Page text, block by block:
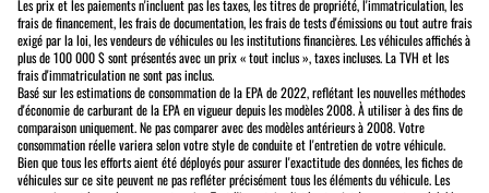
Les prix et les paiements n'incluent pas les taxes, les titres de propriété, l'immatriculation, les
frais de financement, les frais de documentation, les frais de tests d'émissions ou tout autre frais
exigé par la loi, les vendeurs de véhicules ou les institutions financières. Les véhicules affichés à
plus de 100 000 $ sont présentés avec un prix « tout inclus », taxes incluses. La TVH et les
frais d'immatriculation ne sont pas inclus.
Basé sur les estimations de consommation de la EPA de 2022, reflétant les nouvelles méthodes
d'économie de carburant de la EPA en vigueur depuis les modèles 2008. À utiliser à des fins de
comparaison uniquement. Ne pas comparer avec des modèles antérieurs à 2008. Votre
consommation réelle variera selon votre style de conduite et l'entretien de votre véhicule.
Bien que tous les efforts aient été déployés pour assurer l'exactitude des données, les fiches de
véhicules sur ce site peuvent ne pas refléter précisément tous les éléments du véhicule. Les